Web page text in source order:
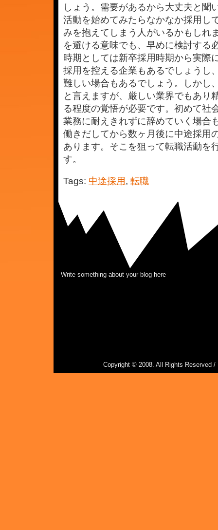
しょう。需要があるから大丈夫と聞
活動を始めてみたらなかなか採用し
みを抱えてしまう人がいるかもしれ
を避ける意味でも、早めに検討する
時期としては新卒採用時期から実際
採用を控える企業もあるでしょうし
難しい場合もあるでしょう。しかし
と言えますが、厳しい業界でもあり
る程度の覚悟が必要です。初めて社
業務に耐えきれずに辞めていく場合
働きだしてから数ヶ月後に中途採用
あります。そこを狙って転職活動を
す。
Tags: 中途採用, 転職
Write something about your blog here
Copyright © 2008. All Rights Reserved